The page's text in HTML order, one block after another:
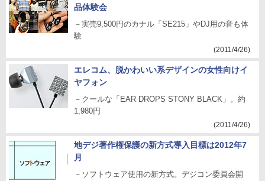
品体験会
－実売9,500円のカナル「SE215」やDJ用の音も体
験
(2011/4/26)
エレコム、脱かわいい系デザインの女性向けイ
ヤフォン
－クールな「EAR DROPS STONY BLACK」。約
1,980円
(2011/4/26)
地デジ著作権保護の新方式導入目標は2012年7
月
－ソフトウェア使用の新方式。デジコン委員会開